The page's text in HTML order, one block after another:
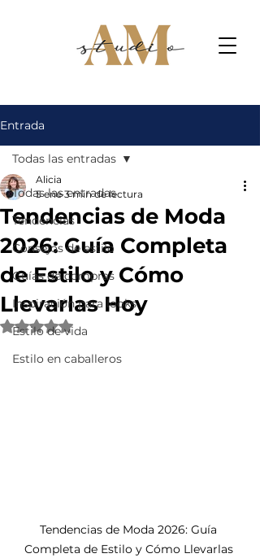
Entrada
Todas las entradas
Tendencias
Consejos de estilo
Guías de compras
Inspiración para looks
Estilo de vida
Estilo en caballeros
Todas las entradas
Tendencias de Moda
2026: Guía Completa
de Estilo y Cómo
Llevarlas Hoy
Alicia
5 ene 3 min de lectura
Obtuvo NaN de 5 estrellas.
Tendencias de Moda 2026: Guía
Completa de Estilo y Cómo Llevarlas